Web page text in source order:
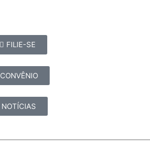
FILIE-SE
CONVÊNIO
NOTÍCIAS